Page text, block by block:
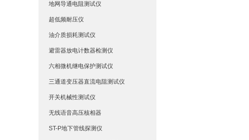
地网导通电阻测试仪
超低频耐压仪
油介质损耗测试仪
避雷器放电计数器检测仪
六相微机继电保护测试仪
三通道变压器直流电阻测试仪
开关机械性测试仪
无线语音高压核相器
ST-P地下管线探测仪